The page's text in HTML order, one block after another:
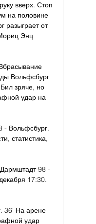
вверх. Стоп
на половине
разыграет от
Энц
Вольфсбург
зряче, но
удар на
- Вольфсбург.
статистика,
98 -
17:30.
36' На арене
удар